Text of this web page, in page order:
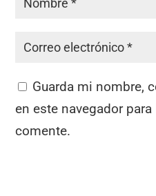
Guarda mi nombre,
en este navegador
comente.